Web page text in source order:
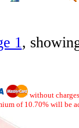
1,
without
of 10.70% will be